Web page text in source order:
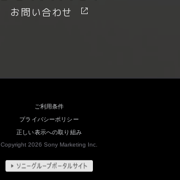
お問い合わせ
ご利用条件
プライバシーポリシー
正しい表示への取り組み
Copyright 2026 Sony Marketing Inc.